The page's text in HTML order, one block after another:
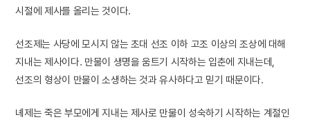
시절에 제사를 올리는 것이다.
선조제는 사당에 모시지 않는 초대 선조 이하 고조 이상의 조상에 대해
지내는 제사이다. 만물이 생명을 움트기 시작하는 입춘에 지내는데,
선조의 형상이 만물이 소생하는 것과 유사하다고 믿기 때문이다.
녜제는 죽은 부모에게 지내는 제사로 만물이 성숙하기 시작하는 계절인